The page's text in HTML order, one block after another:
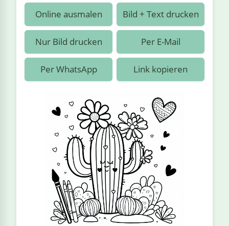
›
Gemüse ›
& Blumen ›
›
Kipplaster
Rennautos
Schaufelradbagger
Traktoren
Piraten
Prinzessinnen
Regenbogen
Ritter
Superhelden
Online ausmalen Bild + Text drucken
Nur Bild drucken Per E-Mail
Per WhatsApp Link kopieren